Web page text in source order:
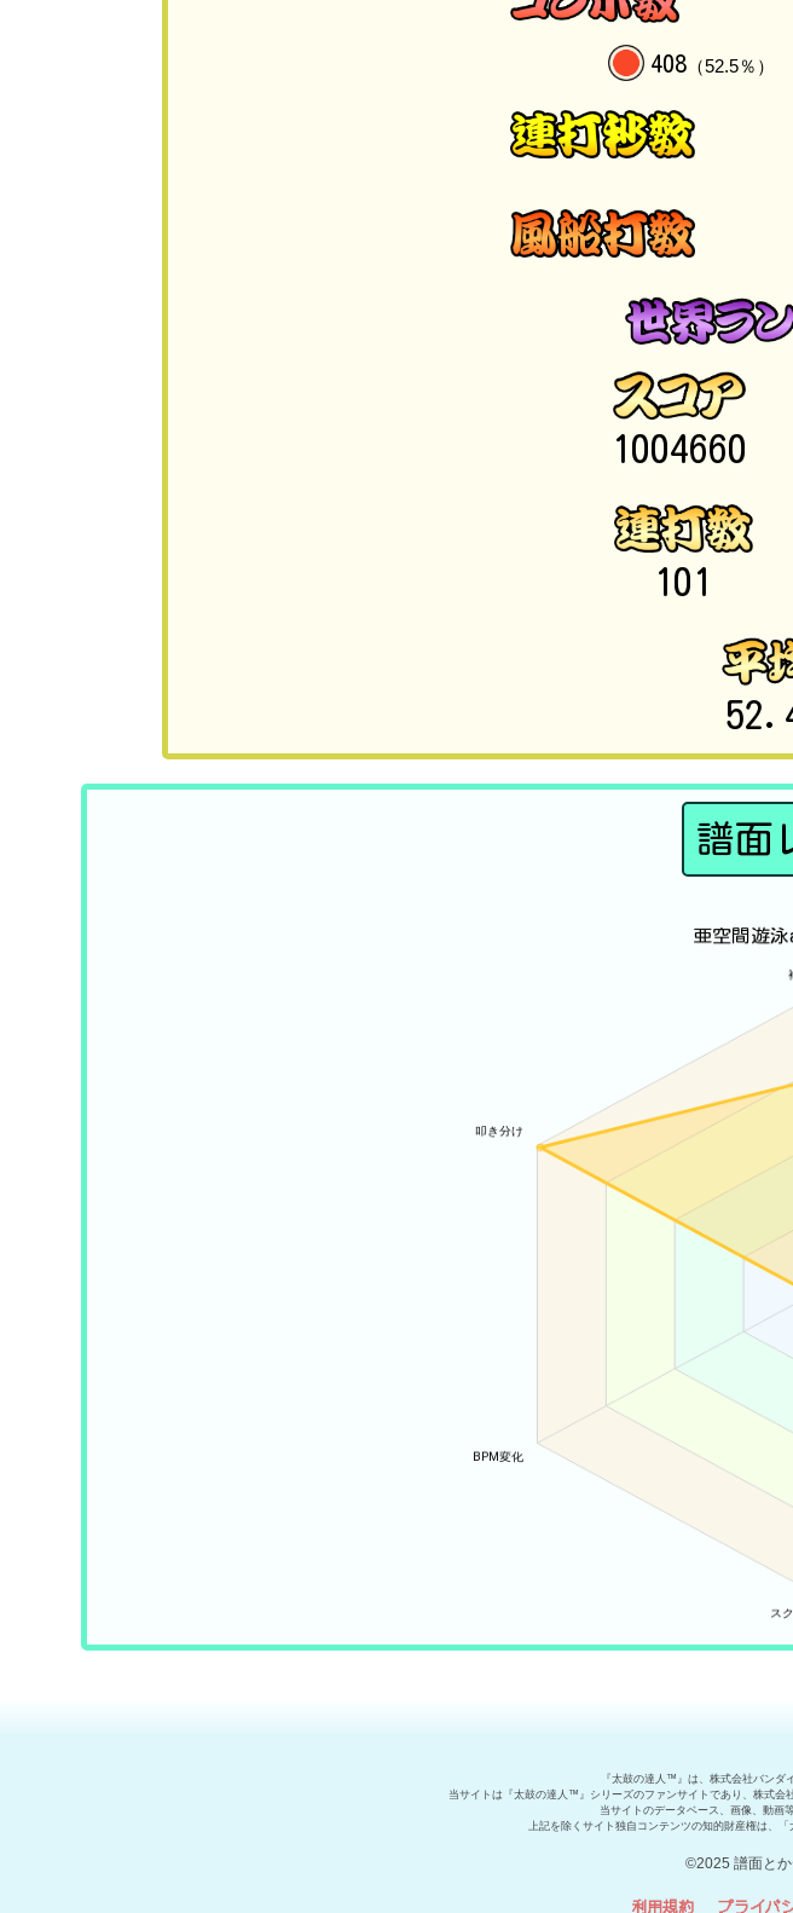
408（52.5％）
1004660
101
譜面
『太鼓の達人™』は、株式会社バンダ
当サイトは『太鼓の達人™』シリーズのファンサイトであり、株式会
当サイトのデータベース、画像、動画
上記を除くサイト独自コンテンツの知的財産権は、
©2025 譜面と
利用規約 プライバ